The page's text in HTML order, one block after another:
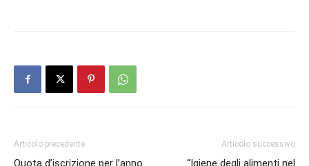
Articolo precedente
Quota d’iscrizione per l’anno
Articolo successivo
“Igiene degli alimenti nel